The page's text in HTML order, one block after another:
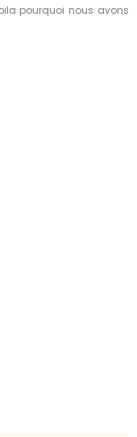
pourquoi nous avons